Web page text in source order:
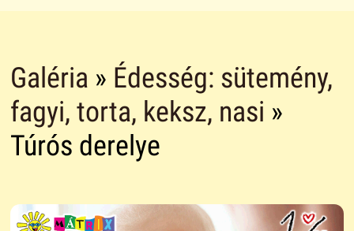
Galéria » Édesség: sütemény,
fagyi, torta, keksz, nasi »
Túrós derelye